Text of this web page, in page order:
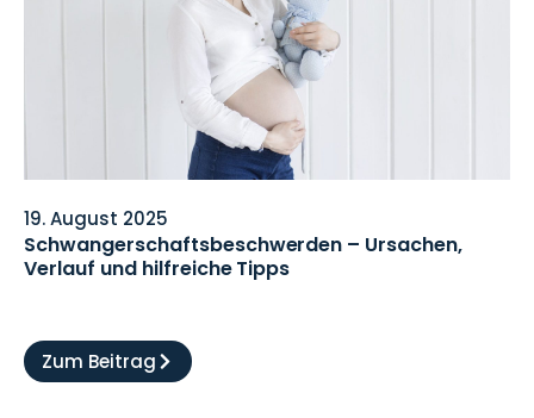
19. August 2025
Schwangerschaftsbeschwerden – Ursachen,
Verlauf und hilfreiche Tipps
Zum Beitrag